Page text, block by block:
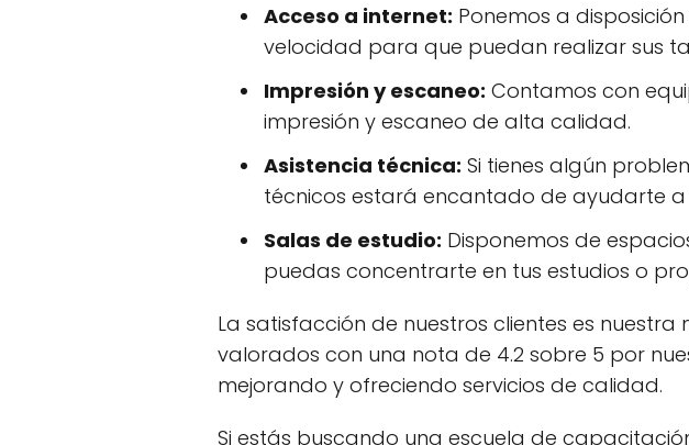
Acceso a internet: Ponemos a
velocidad para que puedan realizar sus
Impresión y escaneo: Contamos con
impresión y escaneo de alta calidad.
Asistencia técnica: Si tienes algún
técnicos estará encantado de ayudarte a
Salas de estudio: Disponemos de
puedas concentrarte en tus estudios o
La satisfacción de nuestros clientes es
valorados con una nota de 4.2 sobre 5 por
mejorando y ofreciendo servicios de calidad.
Si estás buscando una escuela de